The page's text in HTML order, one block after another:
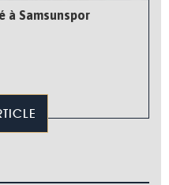
à Samsunspor